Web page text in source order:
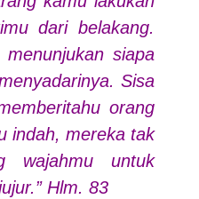
dari belakang.
siapa
Sisa
orang
indah, mereka tak
wajahmu untuk
Hlm. 83